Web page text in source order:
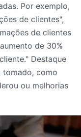
Por exemplo,
de clientes",
de clientes
de 30%
Destaque
tomado, como
ou melhorias